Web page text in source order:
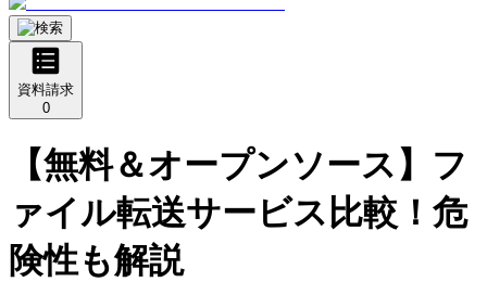
資料請求
0
【無料＆オープンソース】フ
ァイル転送サービス比較！危
険性も解説